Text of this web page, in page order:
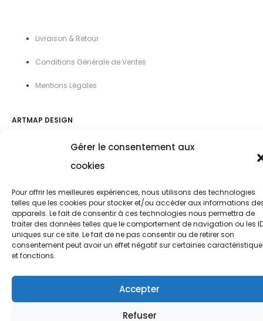
Gérer le consentement aux
cookies
Pour offrir les meilleures expériences, nous utilisons des technologies
telles que les cookies pour stocker et/ou accéder aux informations
appareils. Le fait de consentir à ces technologies nous permettra de
traiter des données telles que le comportement de navigation ou les
uniques sur ce site. Le fait de ne pas consentir ou de retirer son
consentement peut avoir un effet négatif sur certaines
et fonctions.
Accepter
Refuser
Livraison & Retour
Conditions Générale de Ventes
Mentions Légales
ARTMAP DESIGN